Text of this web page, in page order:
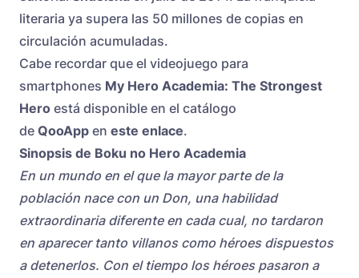
literaria ya supera las 50 millones de copias en
circulación acumuladas.
Cabe recordar que el videojuego para
smartphones My Hero Academia: The Strongest
Hero está disponible en el catálogo
de QooApp en este enlace.
Sinopsis de Boku no Hero Academia
En un mundo en el que la mayor parte de la
población nace con un Don, una habilidad
extraordinaria diferente en cada cual, no tardaron
en aparecer tanto villanos como héroes dispuestos
a detenerlos. Con el tiempo los héroes pasaron a